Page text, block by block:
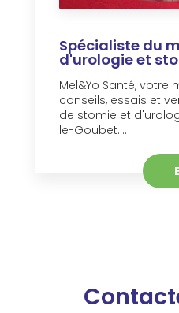
Spécialiste du
d'urologie et
Mel&Yo Santé, votre
conseils, essais et
de stomie et
le-Goubet....